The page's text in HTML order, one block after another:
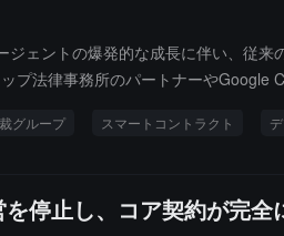
ェントの爆発的な成長に伴い、従
プ法律事務所のパートナーや
グループ スマートコントラクト
停止し、コア契約が完全